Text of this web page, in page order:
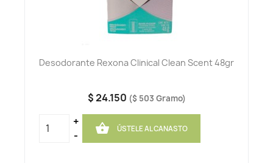
Desodorante Rexona Clinical Clean Scent 48gr
$ 24.150 ($ 503 Gramo)
+
-
 ÚSTELE AL CANASTO